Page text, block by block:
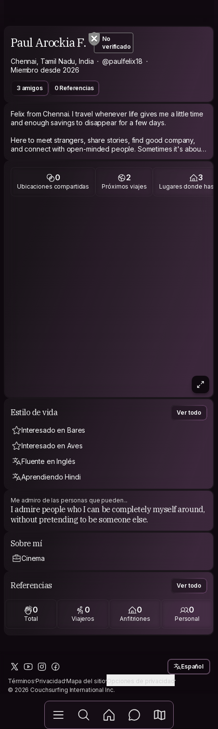
Paul Arockia F.
No
verificado
Chennai, Tamil Nadu, India
@paulfelix18
Miembro desde 2026
3 amigos 0 Referencias
Felix from Chennai. I travel whenever life gives me a little time
and enough savings to disappear for a few days.
Here to meet strangers, share stories, find good company,
and connect with open-minded people. Sometimes it's about
travel, sometimes relaxation, sometimes spontaneous
0
Ubicaciones compartidas
2
Próximos viajes
3
Lugares donde has
Estilo de vida Ver todo
Interesado en Bares
Interesado en Aves
Fluente en Inglés
Aprendiendo Hindi
Me admiro de las personas que pueden...
I admire people who I can be completely myself around,
without pretending to be someone else.
Sobre mí
Cinema
Referencias Ver todo
0
Total
0
Viajeros
0
Anfitriones
0
Personal
TérminosPrivacidadMapa del sitioOpciones de privacidad
© 2026 Couchsurfing International Inc.
Español